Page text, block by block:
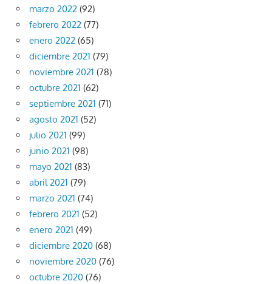
marzo 2022 (92)
febrero 2022 (77)
enero 2022 (65)
diciembre 2021 (79)
noviembre 2021 (78)
octubre 2021 (62)
septiembre 2021 (71)
agosto 2021 (52)
julio 2021 (99)
junio 2021 (98)
mayo 2021 (83)
abril 2021 (79)
marzo 2021 (74)
febrero 2021 (52)
enero 2021 (49)
diciembre 2020 (68)
noviembre 2020 (76)
octubre 2020 (76)